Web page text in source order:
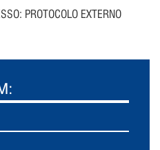
PROTOCOLO EXTERNO